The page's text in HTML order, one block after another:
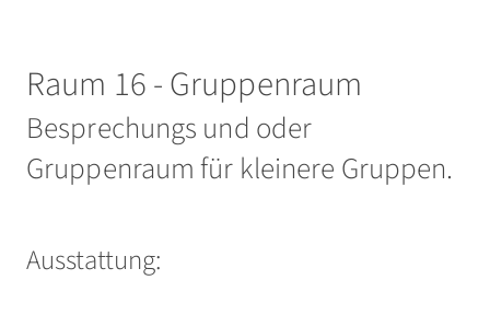
Raum 16 - Gruppenraum
Besprechungs und oder
Gruppenraum für kleinere Gruppen.
Ausstattung: